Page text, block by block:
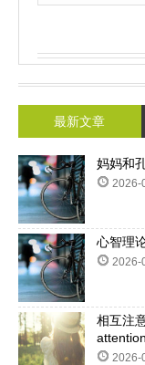
最新文章
妈妈和
2026-
心智理
2026-
相互注
2026-